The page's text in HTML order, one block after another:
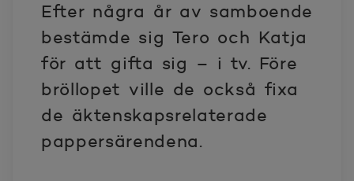
Efter några år av samboende
bestämde sig Tero och Katja
för att gifta sig – i tv. Före
bröllopet ville de också fixa
de äktenskapsrelaterade
pappersärendena.